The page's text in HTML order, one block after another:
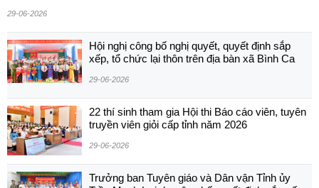
29-06-2026
Hội nghị công bố nghị quyết, quyết định sắp
xếp, tổ chức lại thôn trên địa bàn xã Bình Ca
29-06-2026
22 thí sinh tham gia Hội thi Báo cáo viên, tuyên
truyền viên giỏi cấp tỉnh năm 2026
29-06-2026
Trưởng ban Tuyên giáo và Dân vận Tỉnh ủy